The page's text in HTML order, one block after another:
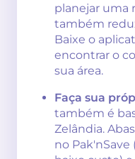
planejar uma
também
Baixe o
encontrar o
sua área.
Faça sua
também é
Zelândia.
no